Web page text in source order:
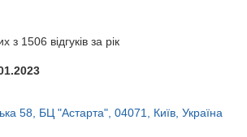
з 1506 відгуків за рік
58, БЦ "Астарта", 04071, Київ, Україна